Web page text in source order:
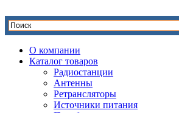
О компании
Каталог товаров
Радиостанции
Антенны
Ретрансляторы
Источники питания